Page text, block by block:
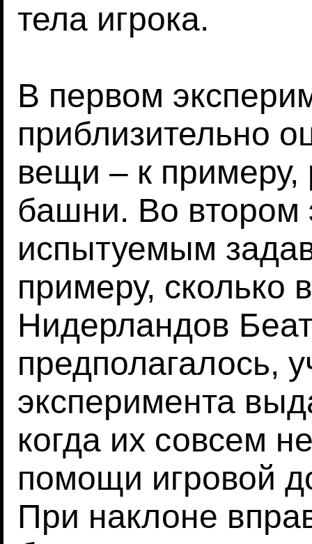
тела игрока.
В первом
приблизительно
вещи – к
башни. Во втором
испытуемым
примеру, сколько
Нидерландов
предполагалось,
эксперимента
когда их совсем
помощи игровой
При наклоне